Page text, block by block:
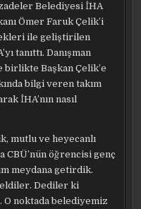
Belediyesi İHA
Ömer Faruk Çelik’i
ile geliştirilen
tanıttı. Danışman
Başkan Çelik’e
bilgi veren takım
İHA’nın nasıl
mutlu ve heyecanlı
CBÜ’nün öğrencisi genç
meydana getirdik.
Dediler ki
O noktada belediyemiz